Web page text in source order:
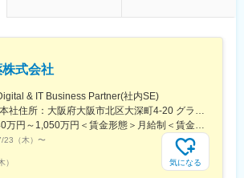
、今後もパイプラインを拡大していきます。
・個人共に成長して行くメンバーを今回募集致し
ー：先行バイオ医薬品と同等/同質の品質、安全性
有し、異なる製造販売業者により開発される医薬
式会社
& IT Business Partner(社内SE)
＜勤務地詳細＞本社住所：大阪府大阪市北区大深町4-20 グランフロント大阪タワーA25F勤務地最寄駅：JR各線／大阪駅受動喫煙対策：屋内全面禁煙変更の範囲：会社の定める事業所（リモートワーク含む）
＜予定年収＞740万円～1,050万円＜賃金形態＞月給制＜賃金内訳＞月額（基本給）：540,000円～770,000円＜月給＞540,000円～770,000円＜昇給有無＞有＜残業手当＞有＜給与補足＞※経験・能力等を考慮の上、当社規定により決定します。■賞与：年1回支給■基本給改定：年1回（4月）賃金はあくまでも目安の金額であり、選考を通じて上下する可能性があります。月給(月額)は固定手当を含めた表記です。
（木） 〜
） 気になる